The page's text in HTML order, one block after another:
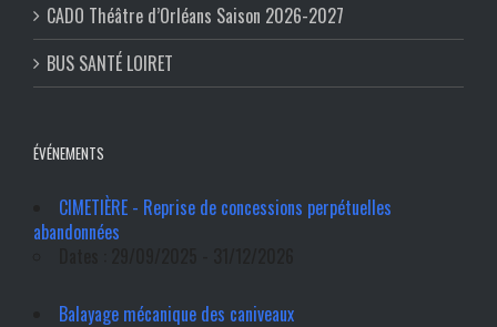
CADO Théâtre d’Orléans Saison 2026-2027
BUS SANTÉ LOIRET
ÉVÉNEMENTS
CIMETIÈRE - Reprise de concessions perpétuelles
abandonnées
Balayage mécanique des caniveaux